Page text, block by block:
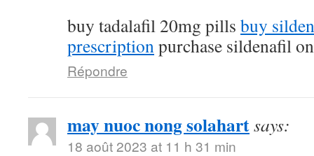
buy tadalafil 20mg pills buy
prescriptionpurchase sildenafil
Répondre
may nuoc nong solahartsays:
18 août 2023 at 11 h 31 min